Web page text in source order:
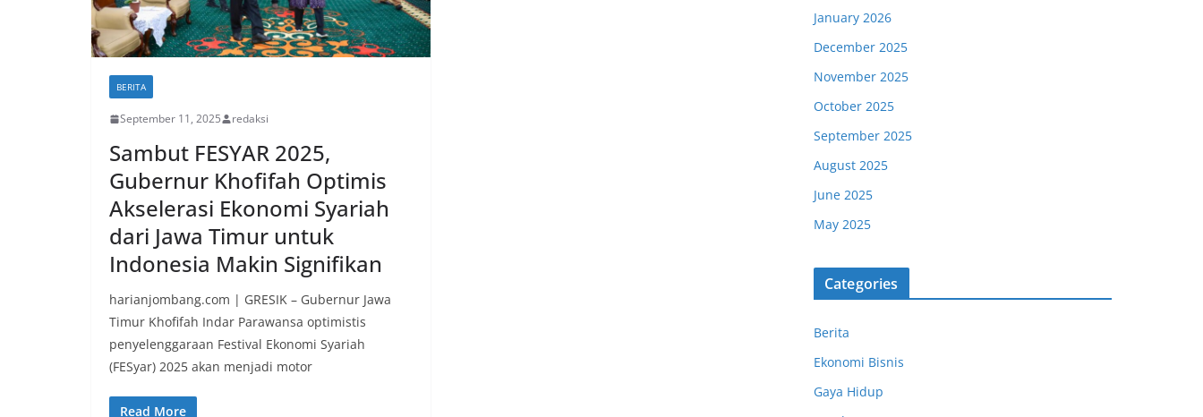
BERITA
September 11, 2025 redaksi
Sambut FESYAR 2025,
Gubernur Khofifah Optimis
Akselerasi Ekonomi Syariah
dari Jawa Timur untuk
Indonesia Makin Signifikan
harianjombang.com | GRESIK – Gubernur Jawa
Timur Khofifah Indar Parawansa optimistis
penyelenggaraan Festival Ekonomi Syariah
(FESyar) 2025 akan menjadi motor
Read More
January 2026
December 2025
November 2025
October 2025
September 2025
August 2025
June 2025
May 2025
Categories
Berita
Ekonomi Bisnis
Gaya Hidup